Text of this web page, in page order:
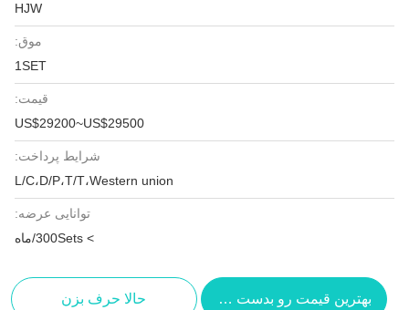
HJW
موق:
1SET
قیمت:
US$29200~US$29500
شرایط پرداخت:
L/C،D/P،T/T،Western union
توانایی عرضه:
> 300Sets/ماه
بهترین قیمت رو بدست بیار حالا حرف بزن